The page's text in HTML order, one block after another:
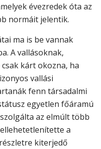
évezredek óta az
normáit jelentik.
ma is be vannak
A vallásoknak,
kárt okozna, ha
vallási
fenn társadalmi
egyetlen főáramú
az elmúlt több
a
kiterjedő